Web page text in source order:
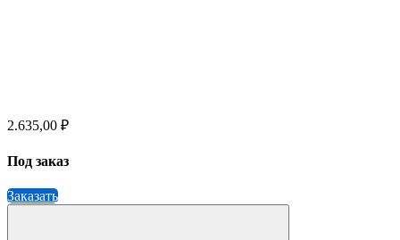
2.635,00 ₽
Под заказ
Заказать